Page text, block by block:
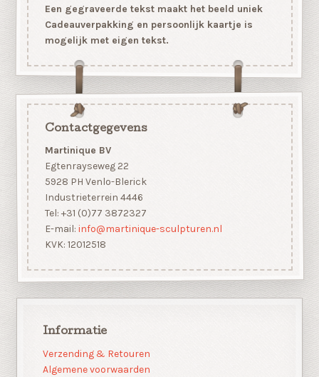
Een gegraveerde tekst maakt het beeld uniek
Cadeauverpakking en persoonlijk kaartje is
mogelijk met eigen tekst.
Contactgegevens
Martinique BV
Egtenrayseweg 22
5928 PH Venlo-Blerick
Industrieterrein 4446
Tel: +31 (0)77 3872327
E-mail: info@martinique-sculpturen.nl
KVK: 12012518
Informatie
Verzending & Retouren
Algemene voorwaarden